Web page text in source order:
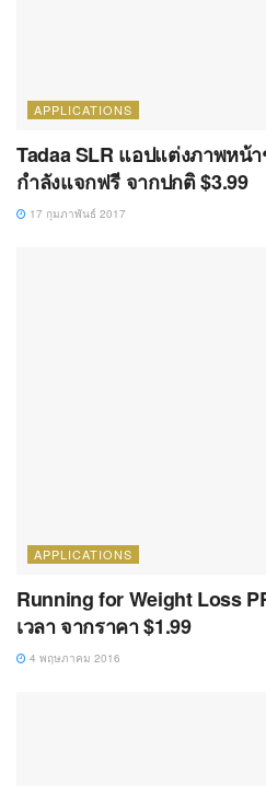
APPLICATIONS
Tadaa SLR แอปแต่งภาพหน้
กำลังแจกฟรี จากปกติ $3.99
17 กุมภาพันธ์ 2017
APPLICATIONS
Running for Weight Loss
เวลา จากราคา $1.99
4 พฤษภาคม 2016